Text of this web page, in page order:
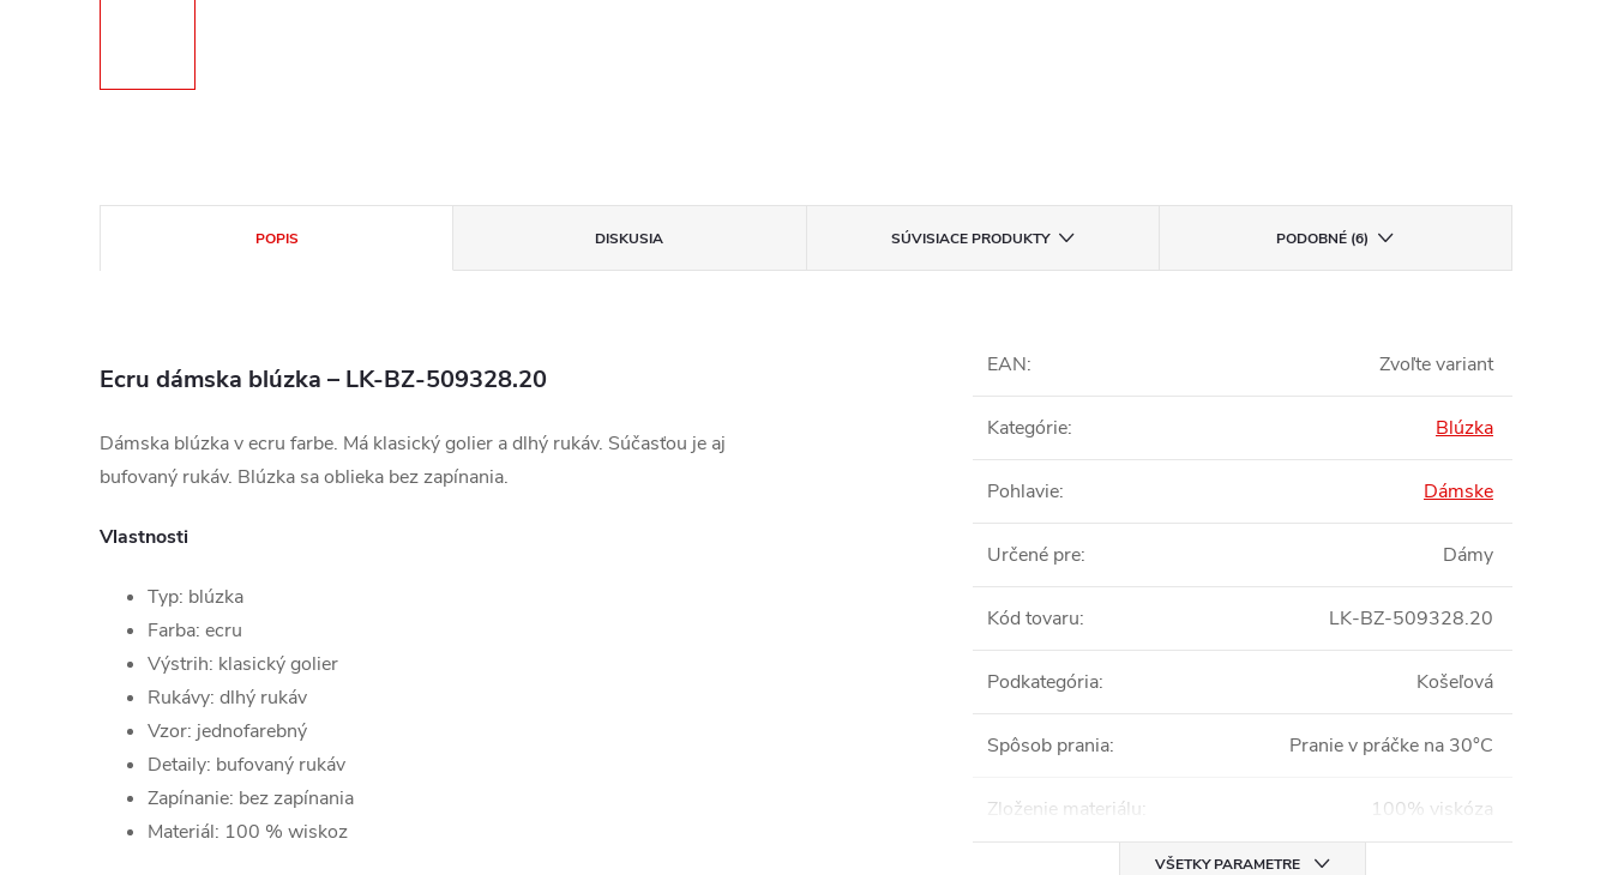
POPIS DISKUSIA SÚVISIACE PRODUKTY PODOBNÉ (6)
Ecru dámska blúzka – LK-BZ-509328.20
Dámska blúzka v ecru farbe. Má klasický golier a dlhý rukáv. Súčasťou je aj
bufovaný rukáv. Blúzka sa oblieka bez zapínania.
Vlastnosti
Typ: blúzka
Farba: ecru
Výstrih: klasický golier
Rukávy: dlhý rukáv
Vzor: jednofarebný
Detaily: bufovaný rukáv
Zapínanie: bez zapínania
Materiál: 100 % wiskoz
EAN: Zvoľte variant
Kategórie: Blúzka
Pohlavie: Dámske
Určené pre: Dámy
Kód tovaru: LK-BZ-509328.20
Podkategória: Košeľová
Spôsob prania: Pranie v práčke na 30°C
Zloženie materiálu : 100% viskóza
VŠETKY PARAMETRE